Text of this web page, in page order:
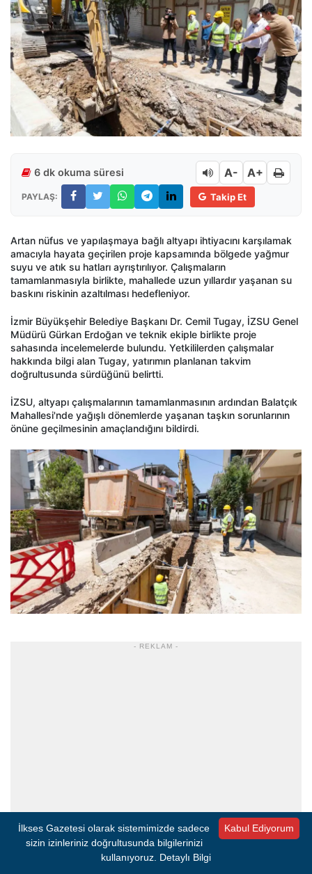
6 dk okuma süresi A- A+
PAYLAŞ: Takip Et
Artan nüfus ve yapılaşmaya bağlı altyapı ihtiyacını karşılamak
amacıyla hayata geçirilen proje kapsamında bölgede yağmur
suyu ve atık su hatları ayrıştırılıyor. Çalışmaların
tamamlanmasıyla birlikte, mahallede uzun yıllardır yaşanan su
baskını riskinin azaltılması hedefleniyor.
İzmir Büyükşehir Belediye Başkanı Dr. Cemil Tugay, İZSU Genel
Müdürü Gürkan Erdoğan ve teknik ekiple birlikte proje
sahasında incelemelerde bulundu. Yetkililerden çalışmalar
hakkında bilgi alan Tugay, yatırımın planlanan takvim
doğrultusunda sürdüğünü belirtti.
İZSU, altyapı çalışmalarının tamamlanmasının ardından Balatçık
Mahallesi'nde yağışlı dönemlerde yaşanan taşkın sorunlarının
önüne geçilmesinin amaçlandığını bildirdi.
- REKLAM -
Kabul Ediyorum
İlkses Gazetesi olarak sistemimizde sadece
sizin izinleriniz doğrultusunda bilgilerinizi
kullanıyoruz. Detaylı Bilgi